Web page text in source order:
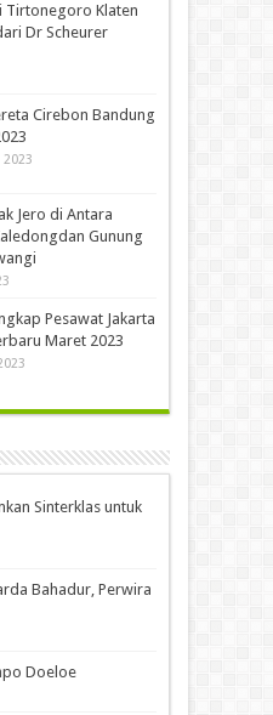
Tirtonegoro Klaten
Dr Scheurer
Cirebon Bandung
Jero di Antara
Gunung
Pesawat Jakarta
Maret 2023
Sinterklas untuk
Bahadur, Perwira
Doeloe